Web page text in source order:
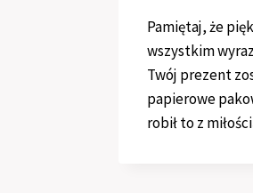
Pamiętaj, że
wszystkim
Twój prezent
papierowe
robił to z